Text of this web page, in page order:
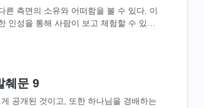
른 측면의 소유와 어떠함을 볼 수 있다. 이
인성을 통해 사람이 보고 체험할 수 있도
췌문 9
공개된 것이고, 또한 하나님을 경배하는